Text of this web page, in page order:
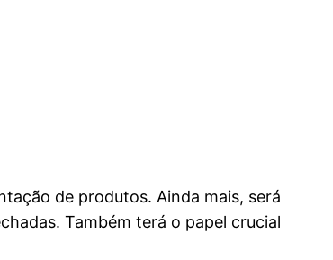
de produtos. Ainda mais, será
Também terá o papel crucial